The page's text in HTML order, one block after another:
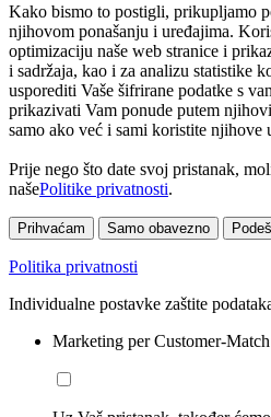
Kako bismo to postigli, prikupljamo
njihovom ponašanju i uređajima.
optimizaciju naše web stranice i
i sadržaja, kao i za analizu statistike
usporediti Vaše šifrirane podatke s
prikazivati Vam ponude putem
samo ako već i sami koristite njihove
Prije nego što date svoj pristanak,
našePolitike privatnosti.
Prihvaćam Samo obavezno
Politika privatnosti
Individualne postavke zaštite
Marketing per Customer-Match